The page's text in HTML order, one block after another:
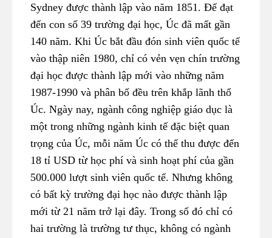
Sydney được thành lập vào năm 1851. Để đạt
đến con số 39 trường đại học, Úc đã mất gần
140 năm. Khi Úc bắt đầu đón sinh viên quốc tế
vào thập niên 1980, chỉ có vẻn vẹn chín trường
đại học được thành lập mới vào những năm
1987-1990 và phân bố đều trên khắp lãnh thổ
Úc. Ngày nay, ngành công nghiệp giáo dục là
một trong những ngành kinh tế đặc biệt quan
trọng của Úc, mỗi năm Úc có thể thu được đến
18 tỉ USD từ học phí và sinh hoạt phí của gần
500.000 lượt sinh viên quốc tế. Nhưng không
có bất kỳ trường đại học nào được thành lập
mới từ 21 năm trở lại đây. Trong số đó chỉ có
hai trường là trường tư thục, không có ngành